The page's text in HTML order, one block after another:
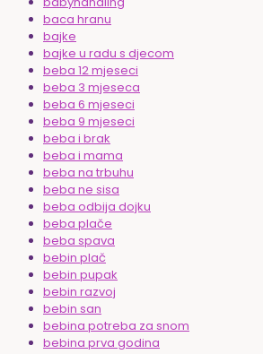
baca hranu
bajke
bajke u radu s djecom
beba 12 mjeseci
beba 3 mjeseca
beba 6 mjeseci
beba 9 mjeseci
beba i brak
beba i mama
beba na trbuhu
beba ne sisa
beba odbija dojku
beba plače
beba spava
bebin plač
bebin pupak
bebin razvoj
bebin san
bebina potreba za snom
bebina prva godina